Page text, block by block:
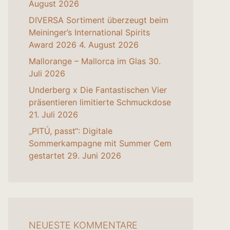
August 2026
DIVERSA Sortiment überzeugt beim
Meininger’s International Spirits
Award 2026 4. August 2026
Mallorange – Mallorca im Glas 30.
Juli 2026
Underberg x Die Fantastischen Vier
präsentieren limitierte Schmuckdose
21. Juli 2026
„PITÚ, passt“: Digitale
Sommerkampagne mit Summer Cem
gestartet 29. Juni 2026
NEUESTE KOMMENTARE